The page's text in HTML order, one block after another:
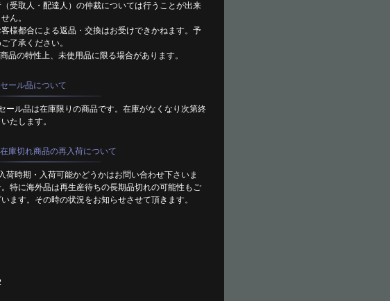
（受取人・配達人）の仲裁については行うことが出来
ん。
客様都合による返品・交換はお受けできかねます。予
了承ください。
品の特性上、未使用品に限る場合があります。
セール品について
ール品は在庫限りの商品です。在庫がなくなり次第終
たします。
在庫切れ商品の再入荷について
荷時期・入荷可能かどうかはお問い合わせ下さいま
。特に海外品は再生産待ちの長期品切れの可能性もご
います。その時の状況をお知らせさせて頂きます。